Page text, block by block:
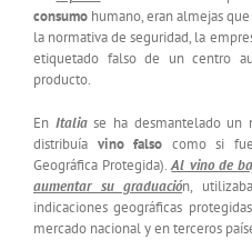
consumo humano, eran almejas
la normativa de seguridad, la
etiquetado falso de un centro
producto.
En Italiase ha desmantelado un
distribuía vino falso como si
Geográfica Protegida).Al vino de
aumentar su graduación,
indicaciones geográficas
mercado nacional y en terceros